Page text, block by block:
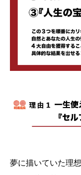
夢に描いていた理